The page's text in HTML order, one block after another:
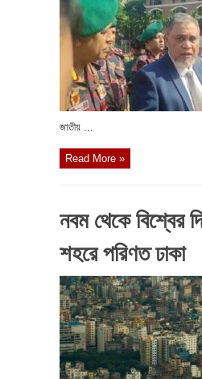
জাতীয় ...
Read More »
নবম থেকে বিশ্বের
শহরে পরিণত ঢাকা